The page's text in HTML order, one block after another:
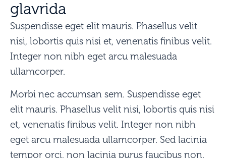
glavrida
Suspendisse eget elit mauris. Phasellus velit
nisi, lobortis quis nisi et, venenatis finibus velit.
Integer non nibh eget arcu malesuada
ullamcorper.
Morbi nec accumsan sem. Suspendisse eget
elit mauris. Phasellus velit nisi, lobortis quis nisi
et, venenatis finibus velit. Integer non nibh
eget arcu malesuada ullamcorper. Sed lacinia
tempor orci, non lacinia purus faucibus non.